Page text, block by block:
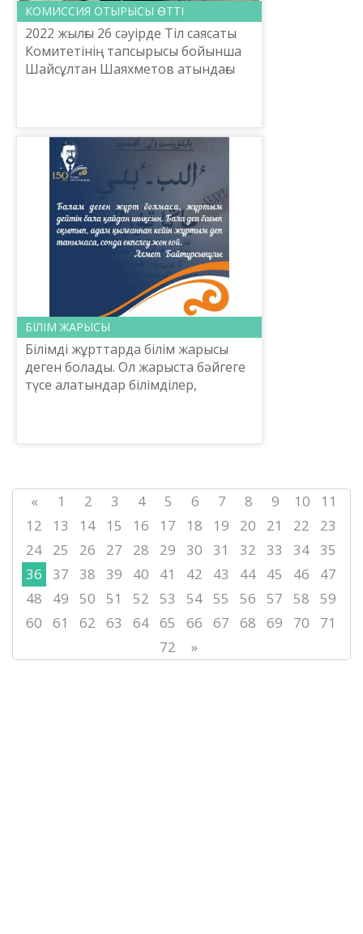
КОМИССИЯ ОТЫРЫСЫ ӨТТІ
2022 жылғы 26 сәуірде Тіл саясаты
Комитетінің тапсырысы бойынша
Шайсұлтан Шаяхметов атындағы
БІЛІМ ЖАРЫСЫ
Білімді жұрттарда білім жарысы
деген болады. Ол жарыста бәйгеге
түсе алатындар білімділер,
« 1 2 3 4 5 6 7 8 9 10
11
12
13 14 15 16 17 18 19 20 21 22
23
24
25 26 27 28 29 30 31 32 33 34 35
36
37 38 39 40 41 42 43 44 45 46
47
48
49 50 51 52 53 54 55 56 57 58
59
60
61 62 63 64 65 66 67 68 69 70
71
72
»